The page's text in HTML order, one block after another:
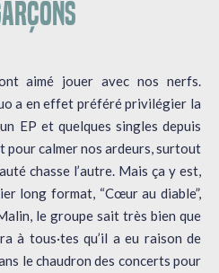
aimé jouer avec nos nerfs.
a en effet préféré privilégier la
EP et quelques singles depuis
pour calmer nos ardeurs, surtout
chasse l’autre. Mais ça y est,
long format, “Cœur au diable”,
le groupe sait très bien que
à tous·tes qu’il a eu raison de
le chaudron des concerts pour